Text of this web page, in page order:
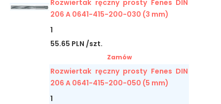
Rozwiertak ręczny prosty Fenes DIN
206 A 0641-415-200-030 (3 mm)
1
55.65 PLN /szt.
Zamów
Rozwiertak ręczny prosty Fenes DIN
206 A 0641-415-200-050 (5 mm)
1